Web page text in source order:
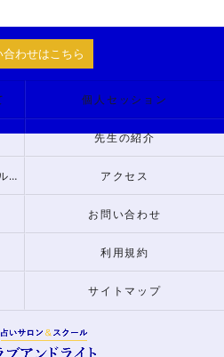
わせはこちら
個人セッション
先生の紹介
ラブアンドライトの理念：吉田ルナからのメッセージ アクセス
お問い合わせ
利用規約
サイトマップ